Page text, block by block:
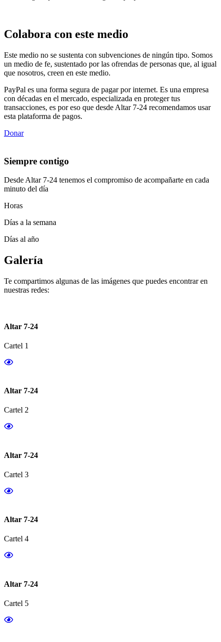
Colabora con este medio
Este medio no se sustenta con subvenciones de ningún tipo. Somos
un medio de fe, sustentado por las ofrendas de personas que, al igual
que nosotros, creen en este medio.
PayPal es una forma segura de pagar por internet. Es una empresa
con décadas en el mercado, especializada en proteger tus
transacciones, es por eso que desde Altar 7-24 recomendamos usar
esta plataforma de pagos.
Donar
Siempre contigo
Desde Altar 7-24 tenemos el compromiso de acompañarte en cada
minuto del día
Horas
Días a la semana
Días al año
Galería
Te compartimos algunas de las imágenes que puedes encontrar en
nuestras redes:
Altar 7-24
Cartel 1
Altar 7-24
Cartel 2
Altar 7-24
Cartel 3
Altar 7-24
Cartel 4
Altar 7-24
Cartel 5